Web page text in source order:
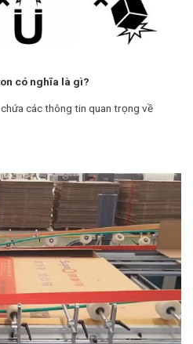
có nghĩa là gì?
các thông tin quan trọng về